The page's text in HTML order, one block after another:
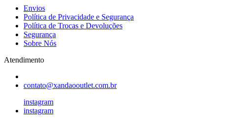
Envios
Política de Privacidade e Segurança
Política de Trocas e Devoluções
Segurança
Sobre Nós
Atendimento
contato@xandaooutlet.com.br
instagram
instagram